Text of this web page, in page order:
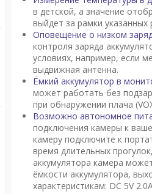
в детской, а значение
выйдет за рамки
Оповещение о низком
контроля заряда
условиях, например, если
выдвижная антенна.
Ёмкий аккумулятор в
может работать без
при обнаружении плача
Возможно автономное
подключения камеры к
камеру подключите к
время длительных
аккумулятора камера
ёмкости аккумулятора,
характеристикам: DC 5V